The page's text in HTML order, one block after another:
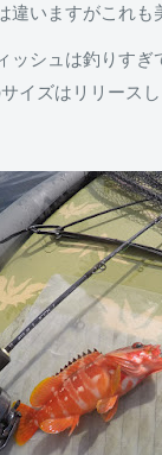
違いますがこれも
ッシュは釣りすぎ
イズはリリース